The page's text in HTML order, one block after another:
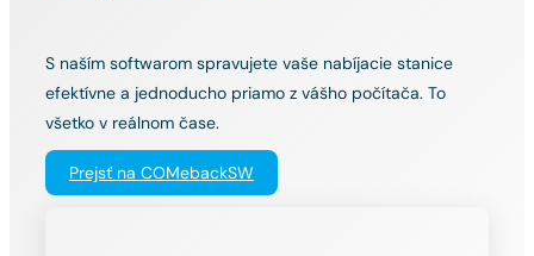
S naším softwarom spravujete vaše nabíjacie stanice
efektívne a jednoducho priamo z vášho počítača. To
všetko v reálnom čase.
Prejsť na COMebackSW